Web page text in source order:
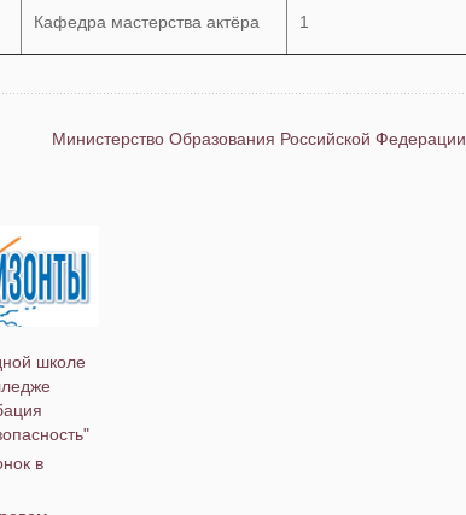
Кафедра мастерства актёра 1
Министерство Образования Российской Федерации
школе
в